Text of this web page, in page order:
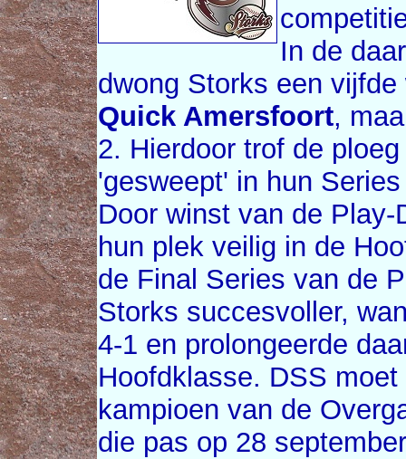
In de
dwong Storks een
Quick Amersfoort,
2. Hierdoor trof de
'gesweept' in hun
Door winst van de
hun plek veilig in de
de Final Series van de
Storks succesvoller,
4-1 en prolongeerde
Hoofdklasse. DSS
kampioen van de
die pas op 28